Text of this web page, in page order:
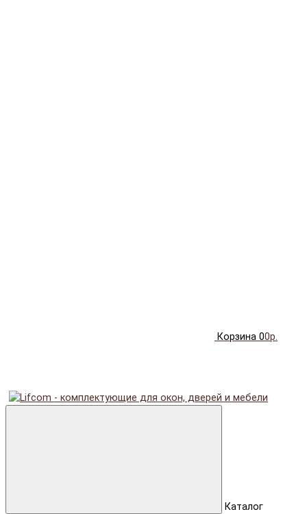
Корзина 00р.
Каталог